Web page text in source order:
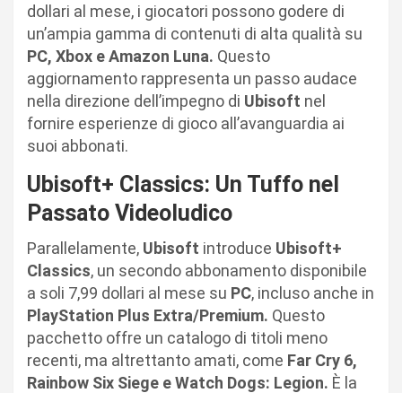
dollari al mese, i giocatori possono godere di
un’ampia gamma di contenuti di alta qualità su
PC, Xbox e Amazon Luna. Questo
aggiornamento rappresenta un passo audace
nella direzione dell’impegno di Ubisoft nel
fornire esperienze di gioco all’avanguardia ai
suoi abbonati.
Ubisoft+ Classics: Un Tuffo nel
Passato Videoludico
Parallelamente, Ubisoft introduce Ubisoft+
Classics, un secondo abbonamento disponibile
a soli 7,99 dollari al mese su PC, incluso anche in
PlayStation Plus Extra/Premium. Questo
pacchetto offre un catalogo di titoli meno
recenti, ma altrettanto amati, come Far Cry 6,
Rainbow Six Siege e Watch Dogs: Legion. È la